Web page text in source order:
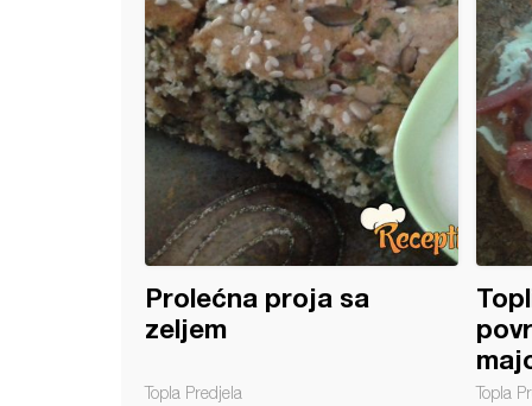
Prolećna proja sa
zeljem
Topla Predjela Topla